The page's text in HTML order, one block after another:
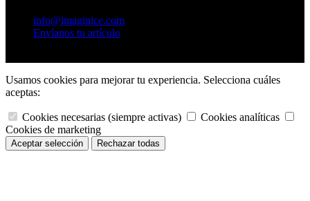
info@imaginice.com
Envíanos tu artículo
Usamos cookies para mejorar tu experiencia. Selecciona cuáles
aceptas:
Cookies necesarias (siempre activas)
Cookies analíticas
Cookies de marketing
Rechazar todas